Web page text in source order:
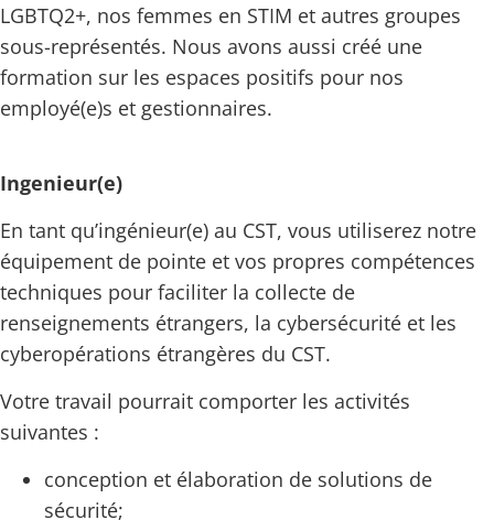
LGBTQ2+, nos femmes en STIM et autres groupes
sous-représentés. Nous avons aussi créé une
formation sur les espaces positifs pour nos
employé(e)s et gestionnaires.
Ingenieur(e)
En tant qu’ingénieur(e) au CST, vous utiliserez notre
équipement de pointe et vos propres compétences
techniques pour faciliter la collecte de
renseignements étrangers, la cybersécurité et les
cyberopérations étrangères du CST.
Votre travail pourrait comporter les activités
suivantes :
conception et élaboration de solutions de
sécurité;